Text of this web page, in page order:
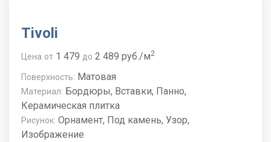
Tivoli
Цена от 1 479 до 2 489 руб./м2
Поверхность: Матовая
Материал: Бордюры, Вставки, Панно,
Керамическая плитка
Рисунок: Орнамент, Под камень, Узор,
Изображение